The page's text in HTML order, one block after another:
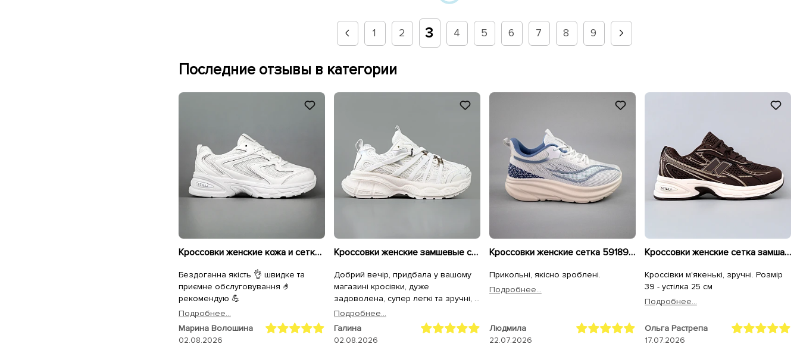
1 2 3 4 5 6 7 8 9
Последние отзывы в категории
Кроссовки женские кожа и сетка 594681 Белые
Бездоганна якість 👌 швидке та
приємне обслуговування 🤌
рекомендую 💪
Подробнее...
Марина Волошина
02.08.2026
Кроссовки женские замшевые сетка 595293 Белые
Добрий вечір, придбала у вашому
магазині кросівки, дуже
задоволена, супер легкі та зручні, а
для чоловіка крокси, він теж
задоволений. Дякуємо.
Подробнее...
Галина
02.08.2026
Кроссовки женские сетка 591891 Белые голубые
Прикольні, якісно зроблені.
Подробнее...
Людмила
22.07.2026
Кроссовки женские сетка замша 595412 Коричневый
Кроссівки м'якенькі, зручні. Розмір
39 - устілка 25 см
Подробнее...
Ольга Растрепа
17.07.2026